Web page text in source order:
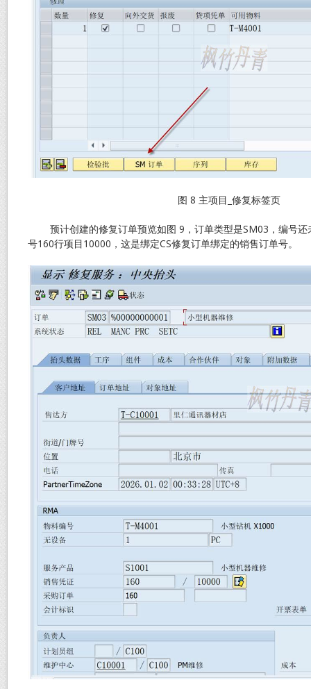
图 8 主项目_修复标签页
预计创建的修复订单预览如图 9，订单类型是SM03，编号还
号160行项目10000，这是绑定CS修复订单绑定的销售订单号。